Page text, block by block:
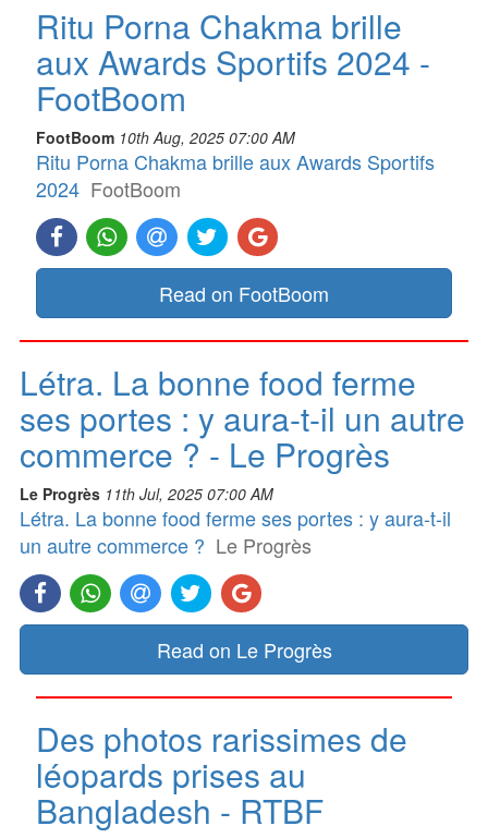
Ritu Porna Chakma brille
aux Awards Sportifs 2024 -
FootBoom
FootBoom 10th Aug, 2025 07:00 AM
Ritu Porna Chakma brille aux Awards Sportifs
2024 FootBoom
Read on FootBoom
Létra. La bonne food ferme
ses portes : y aura-t-il un autre
commerce ? - Le Progrès
Le Progrès 11th Jul, 2025 07:00 AM
Létra. La bonne food ferme ses portes : y aura-t-il
un autre commerce ? Le Progrès
Read on Le Progrès
Des photos rarissimes de
léopards prises au
Bangladesh - RTBF